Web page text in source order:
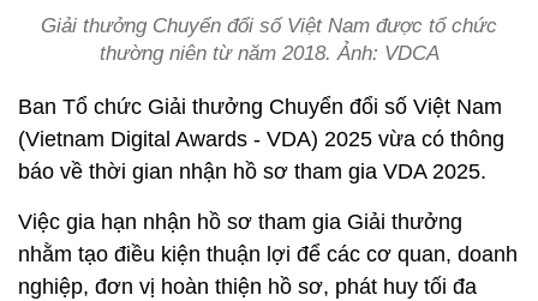
Giải thưởng Chuyển đổi số Việt Nam được tổ chức
thường niên từ năm 2018. Ảnh: VDCA
Ban Tổ chức Giải thưởng Chuyển đổi số Việt Nam
(Vietnam Digital Awards - VDA) 2025 vừa có thông
báo về thời gian nhận hồ sơ tham gia VDA 2025.
Việc gia hạn nhận hồ sơ tham gia Giải thưởng
nhằm tạo điều kiện thuận lợi để các cơ quan, doanh
nghiệp, đơn vị hoàn thiện hồ sơ, phát huy tối đa